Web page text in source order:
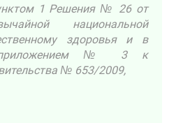
1 Решения № 26 от
национальной
здоровья и в
приложением № 3 к
№ 653/2009,